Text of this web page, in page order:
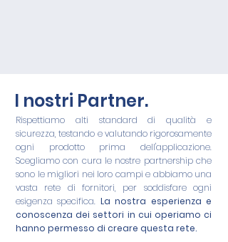
I nostri Partner.
Rispettiamo alti standard di qualità e
sicurezza, testando e valutando rigorosamente
ogni prodotto prima dell'applicazione.
Scegliamo con cura le nostre partnership che
sono le migliori nei loro campi e abbiamo una
vasta rete di fornitori, per soddisfare ogni
esigenza specifica. La nostra esperienza e
conoscenza dei settori in cui operiamo ci
hanno permesso di creare questa rete.